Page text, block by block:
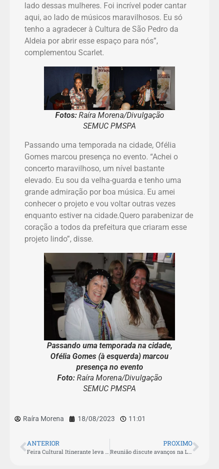
lado dessas mulheres. Foi incrível poder cantar
aqui, ao lado de músicos maravilhosos. Eu só
tenho a agradecer à Cultura de São Pedro da
Aldeia por abrir esse espaço para nós”,
complementou Scarlet.
Fotos: Raíra Morena/Divulgação
SEMUC PMSPA
Passando uma temporada na cidade, Ofélia
Gomes marcou presença no evento. “Achei o
concerto maravilhoso, um nível bastante
elevado. Eu sou da velha-guarda e tenho uma
grande admiração por boa música. Eu amei
conhecer o projeto e vou voltar outras vezes
enquanto estiver na cidade.Quero parabenizar de
coração a todos da prefeitura que criaram esse
projeto lindo”, disse.
Passando uma temporada na cidade,
Ofélia Gomes (à esquerda) marcou
presença no evento
Foto: Raíra Morena/Divulgação
SEMUC PMSPA
Raíra Morena 18/08/2023 11:01
ANTERIOR
Feira Cultural Itinerante leva atrações gratuitas para o bairro Praia Linda
PROXIMO
Reunião discute avanços na Lei Paulo Gustavo em São Pedro da Aldeia